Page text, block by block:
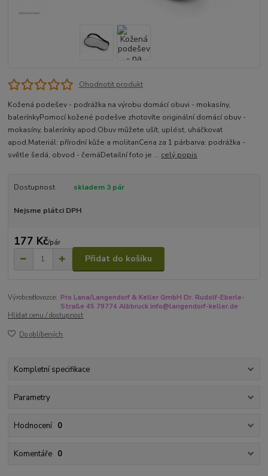
Ohodnotit produkt
Kožená podešev - podrážka na výrobu domácí obuvi - mokasíny,
balerínkyPomocí kožené podešve zhotovíte originální domácí obuv -
mokasíny, balerínky apod.Obuv můžete ušít, uplést, uháčkovat
apod.Materiál: přírodní kůže a molitanCena za 1 párbarva: podrážka -
světle šedá, obvod - černáDetailní foto je ... celý popis
Dostupnost skladem 3 pár
Nejsme plátci DPH
177 Kč/pár
Přidat do košíku
Výrobce/dovozce: Pro Lana/Langendorf & Keller GmbH Dr. Rudolf-Eberle-
Straße 45 79774 Albbruck info@langendorf-keller.de
Hlídat cenu / dostupnost
Do oblíbených
Kompletní specifikace
Parametry
Hodnocení 0
Komentáře 0